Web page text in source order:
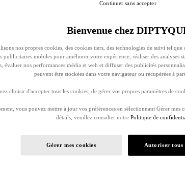
Bienvenue chez
nos propres cookies, des cookies tiers, des technologies de suivi tel que
publicitaires mobiles pour améliorer votre expérience, réaliser des analyses
évaluer nos performances média et web et diffuser des publicités
peuvent être stockées dans votre navigateur ou récupérées à
choisir d'accepter tous les cookies, de gérer vos propres paramètres de
vous pouvez mettre à jour vos préférences en sélectionnant Gérer mes
détails, veuillez consulter notre Politique de
Gérer mes cookies Autoriser tous
Continuer sans accepter